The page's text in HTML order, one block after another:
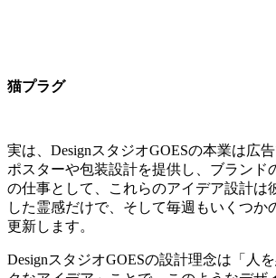
猫プラグ
実は、DesignスタジオGOESの本業は広
ポスターや包装設計を提供し、ブランド
の仕事として、これらのアイデア設計は
した霊感だけで、そして毎週もいくつか
更新します。
DesignスタジオGOESの設計理念は「人